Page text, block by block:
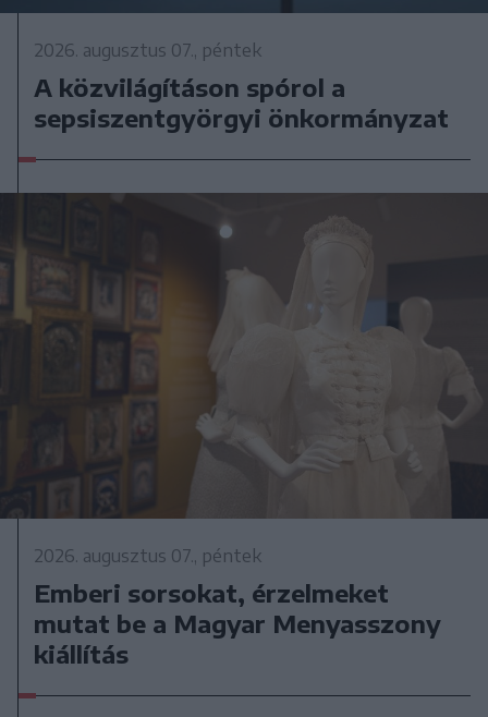
2026. augusztus 07., péntek
A közvilágításon spórol a
sepsiszentgyörgyi önkormányzat
2026. augusztus 07., péntek
Emberi sorsokat, érzelmeket
mutat be a Magyar Menyasszony
kiállítás